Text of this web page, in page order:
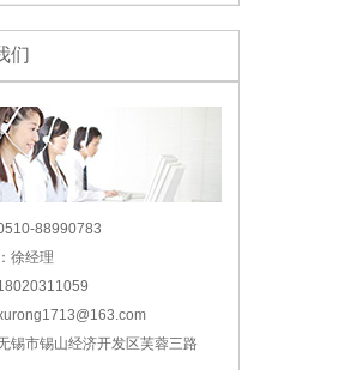
们
88990783
徐经理
锡市锡山经济开发区芙蓉三路